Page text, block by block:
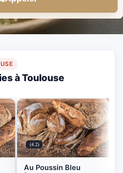
à Toulouse
(4.2)
Au Poussin Bleu